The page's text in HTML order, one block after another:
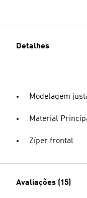
Detalhes
Modelagem
Material
Zíper frontal
Avaliações (15)